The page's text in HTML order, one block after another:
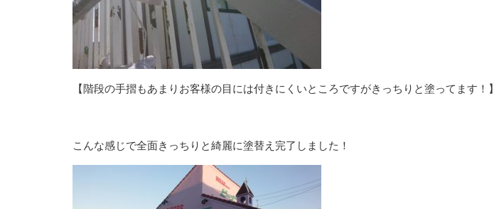
【階段の手摺もあまりお客様の目には付きにくいところですがきっちりと塗ってます！】
こんな感じで全面きっちりと綺麗に塗替え完了しました！